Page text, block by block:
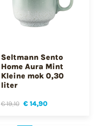
Seltmann Sento
Home Aura Mint
Kleine mok 0,30
liter
€ 19,10 € 14,90